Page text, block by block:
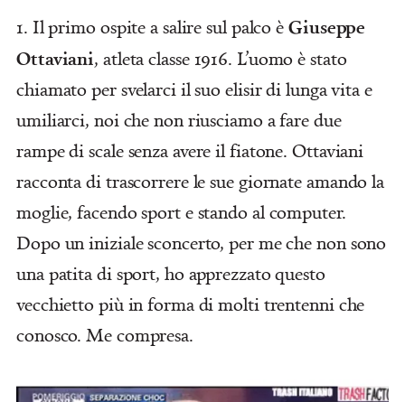
1. Il primo ospite a salire sul palco èGiuseppe
Ottaviani, atleta classe 1916. L’uomo è stato
chiamato per svelarci il suo elisir di lunga vita e
umiliarci, noi che non riusciamo a fare due
rampe di scale senza avere il fiatone. Ottaviani
racconta di trascorrere le sue giornate amando la
moglie, facendo sport e stando al computer.
Dopo un iniziale sconcerto, per me che non sono
una patita di sport, ho apprezzato questo
vecchietto più in forma di molti trentenni che
conosco. Me compresa.